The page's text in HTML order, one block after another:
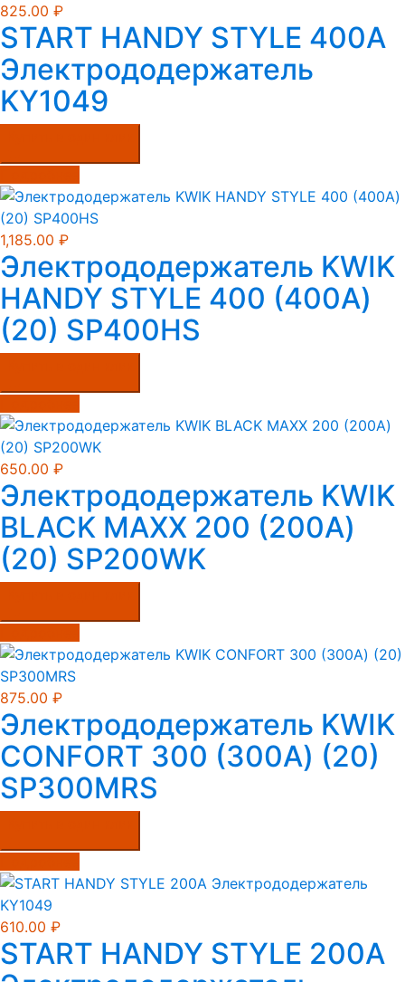
825.00 ₽
START HANDY STYLE 400A
Электрододержатель
KY1049
1,185.00 ₽
Электрододержатель KWIK
HANDY STYLE 400 (400А)
(20) SP400HS
650.00 ₽
Электрододержатель KWIK
BLACK MAXX 200 (200А)
(20) SP200WK
875.00 ₽
Электрододержатель KWIK
CONFORT 300 (300А) (20)
SP300MRS
610.00 ₽
START HANDY STYLE 200A